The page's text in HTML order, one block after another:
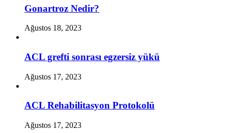
Gonartroz Nedir?
Ağustos 18, 2023
ACL grefti sonrası egzersiz yükü
Ağustos 17, 2023
ACL Rehabilitasyon Protokolü
Ağustos 17, 2023